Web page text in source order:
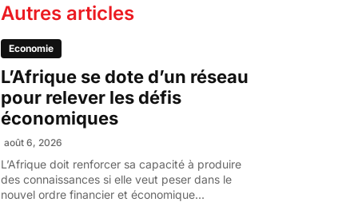
Autres articles
Economie
L’Afrique se dote d’un réseau
pour relever les défis
économiques
août 6, 2026
L’Afrique doit renforcer sa capacité à produire
des connaissances si elle veut peser dans le
nouvel ordre financier et économique...